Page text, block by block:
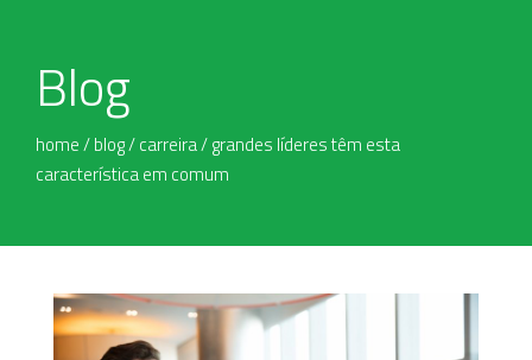
Blog
home/blog/carreira/grandes líderes têm esta
característica em comum